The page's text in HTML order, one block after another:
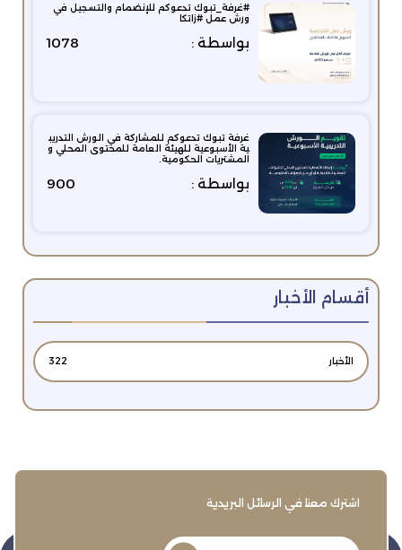
⁧#غرفة_تبوك‬ تدعوكم للإنضمام والتسجيل في
ورش عمل ⁧#زاتكا‬
بواسطة : 1078
غرفة تبوك تدعوكم للمشاركة في الورش التدريب
ية الأسبوعية للهيئة العامة للمحتوى المحلي و
المشتريات الحكومية.
بواسطة : 900
أقسام الأخبار
الأخبار 322
اشترك معنا في الرسائل البريدية